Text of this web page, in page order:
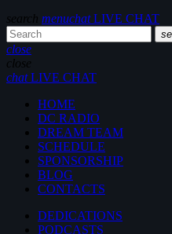
search menuchatLIVE CHAT
close
close
chatLIVE CHAT
HOME
DC RADIO
DREAM TEAM
SCHEDULE
SPONSORSHIP
BLOG
CONTACTS
DEDICATIONS
PODCASTS